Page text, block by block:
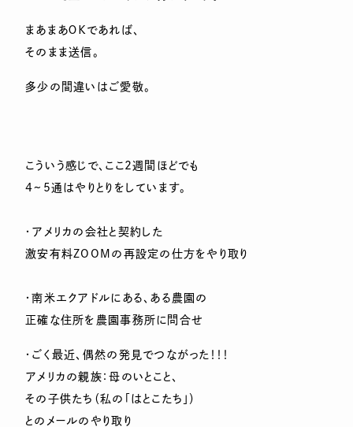
まあまあＯＫであれば、
そのまま送信。
多少の間違いはご愛敬。
こういう感じで、ここ2週間ほどでも
4~5通はやりとりをしています。
・アメリカの会社と契約した
激安有料ZOOMの再設定の仕方をやり取り
・南米エクアドルにある、ある農園の
正確な住所を農園事務所に問合せ
・ごく最近、偶然の発見でつながった！！！
アメリカの親族：母のいとこと、
その子供たち（私の「はとこたち」）
とのメールのやり取り